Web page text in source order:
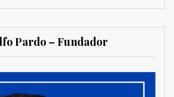
Pardo – Fundador